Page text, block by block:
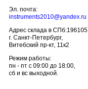
Эл. почта:
instruments2010@yandex.ru
Адрес склада в СПб:196105
г. Санкт-Петербург,
Витебский пр-кт, 11к2
Режим работы:
пн - пт с 09:00 до 18:00,
сб и вс выходной.